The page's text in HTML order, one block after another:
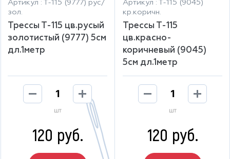
Артикул : Т-115 (9777) рус/
зол.
Трессы Т-115 цв.русый
золотистый (9777) 5см
дл.1метр
шт
120 руб.
Артикул : Т-115 (9045)
кр.коричн.
Трессы Т-115
цв.красно-
коричневый (9045)
5см дл.1метр
шт
120 руб.